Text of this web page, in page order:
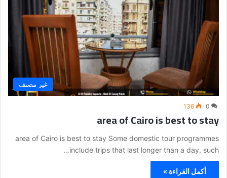
غير مصنف
0
136
area of Cairo is best to stay
area of Cairo is best to stay Some domestic tour programmes
include trips that last longer than a day, such…
أكمل القراءة »